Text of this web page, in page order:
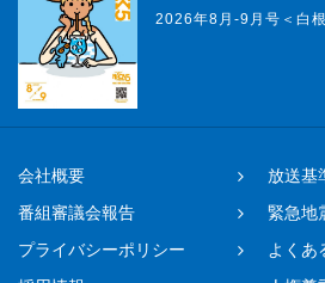
2026年8月-9月号＜白
会社概要
放送基
番組審議会報告
緊急地
プライバシーポリシー
よくあ